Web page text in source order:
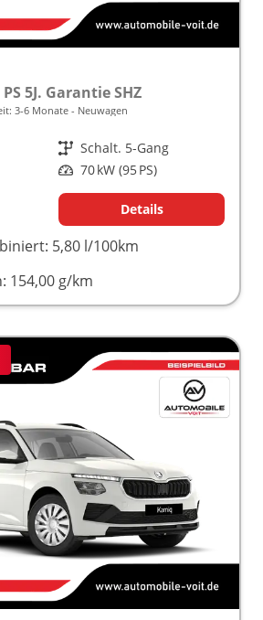
5J. Garantie SHZ
3-6 Monate Neuwagen
Getriebe Schalt. 5-Gang
Leistung 70 kW (95 PS)
Details
5,80 l/100km
154,00 g/km